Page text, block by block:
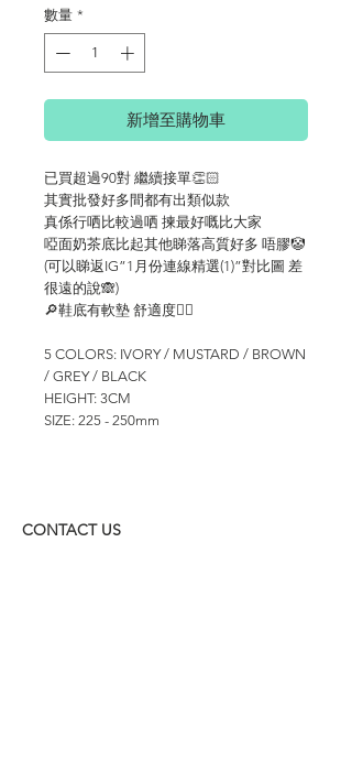
數量 *
新增至購物車
已買超過90對 繼續接單👏🏻
其實批發好多間都有出類似款
真係行哂比較過哂 揀最好嘅比大家
啞面奶茶底比起其他睇落高質好多 唔膠🤡
(可以睇返IG”1月份連線精選(1)”對比圖 差
很遠的說🙈)
🔎鞋底有軟墊 舒適度👍🏻
5 COLORS: IVORY / MUSTARD / BROWN
/ GREY / BLACK
HEIGHT: 3CM
SIZE: 225 - 250mm
CONTACT US